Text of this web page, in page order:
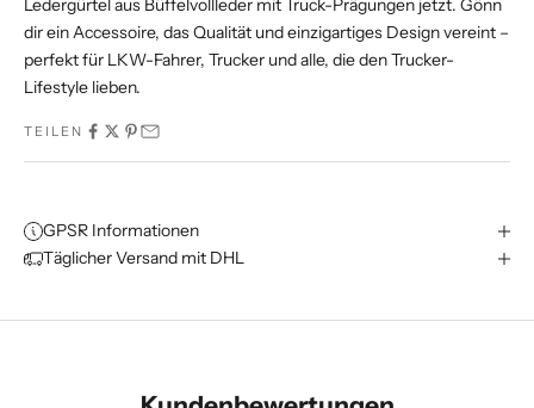
Ledergürtel aus Büffelvollleder mit Truck-Prägungen jetzt. Gönn
dir ein Accessoire, das Qualität und einzigartiges Design vereint –
perfekt für LKW-Fahrer, Trucker und alle, die den Trucker-
Lifestyle lieben.
TEILEN
GPSR Informationen
Täglicher Versand mit DHL